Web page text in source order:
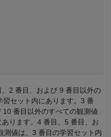
2 番目、および 9 番目以外の
セット内にあります。3 番
番目以外のすべての観測値
ります。4 番目、5 番目、お
測値は、3 番目の学習セット内